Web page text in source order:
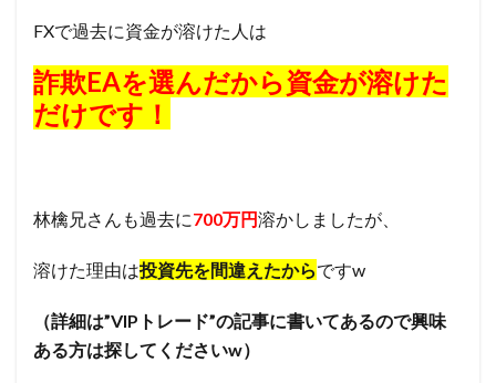
FXで過去に資金が溶けた人は
詐欺EAを選んだから資金が溶けた
だけです！
林檎兄さんも過去に700万円溶かしましたが、
溶けた理由は投資先を間違えたからですw
（詳細は”VIPトレード”の記事に書いてあるので興味
ある方は探してくださいw）